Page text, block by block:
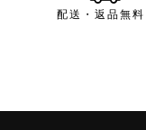
配送・返品無料